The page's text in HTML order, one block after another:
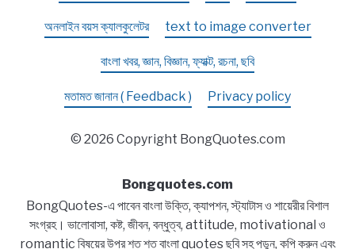
অনলাইন বয়স ক্যালকুলেটর text to image converter
বাংলা খবর, জ্ঞান, বিজ্ঞান, ফ্যাক্ট, রচনা, ছবি
মতামত জানান ( Feedback ) Privacy policy
© 2026 Copyright BongQuotes.com
Bongquotes.com
BongQuotes-এ পাবেন বাংলা উক্তি, ক্যাপশন, স্ট্যাটাস ও শায়েরীর বিশাল
সংগ্রহ। ভালোবাসা, কষ্ট, জীবন, বন্ধুত্ব, attitude, motivational ও
romantic বিষয়ের উপর শত শত বাংলা quotes ছবি সহ পড়ুন, কপি করুন এবং